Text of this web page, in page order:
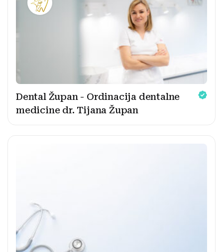
Dental Župan - Ordinacija dentalne
medicine dr. Tijana Župan